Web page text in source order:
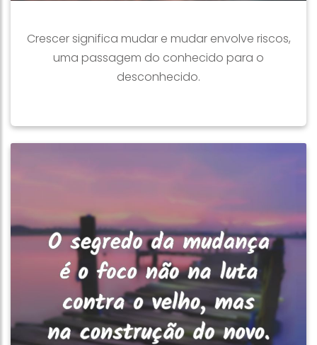
Crescer significa mudar e mudar envolve riscos,
uma passagem do conhecido para o
desconhecido.